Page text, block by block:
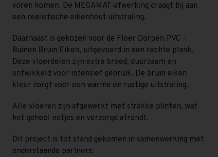
voren komen. De MEGAMAT-afwerking draagt bij aan
een realistische eikenhout uitstraling.
Daarnaast is gekozen voor de Floer Dorpen PVC –
Buinen Bruin Eiken, uitgevoerd in een rechte plank.
Deze vloerdelen zijn extra breed, duurzaam en
ontwikkeld voor intensief gebruik. De bruin eiken
kleur zorgt voor een warme en rustige uitstraling.
Alle vloeren zijn afgewerkt met strakke plinten, wat
het geheel netjes en verzorgd afrondt.
Dit project is tot stand gekomen in samenwerking met
onderstaande partners: